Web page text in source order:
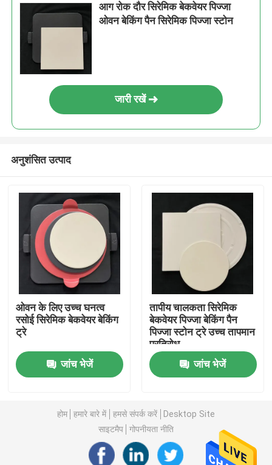
आग रोक दौर सिरेमिक बेकवेयर पिज्जा
ओवन बेकिंग पैन सिरेमिक पिज्जा स्टोन
जारी रखें
अनुशंसित उत्पाद
ओवन के लिए उच्च घनत्व
रसोई सिरेमिक बेकवेयर बेकिंग
ट्रे
जांच भेजें
तापीय चालकता सिरेमिक
बेकवेयर पिज्जा बेकिंग पैन
पिज्जा स्टोन ट्रे उच्च तापमान
प्रतिरोध
जांच भेजें
होम हमारे बारे में हमसे संपर्क करें
Desktop Site
साइटमैप
गोपनीयता नीति